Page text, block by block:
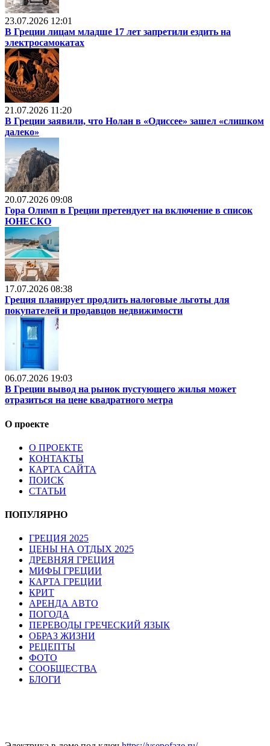
23.07.2026 12:01
В Греции лицам младше 17 лет запретили ездить на
электросамокатах
21.07.2026 11:20
В Греции заявили, что Нолан в «Одиссее» зашел «слишком
далеко»
20.07.2026 09:08
Гора Олимп в Греции претендует на включение в список
ЮНЕСКО
17.07.2026 08:38
Греция планирует продлить налоговые льготы для
покупателей и продавцов недвижимости
06.07.2026 19:03
В Греции вывод на рынок пустующего жилья может
отразиться на цене квадратного метра
О проекте
О ПРОЕКТЕ
КОНТАКТЫ
КАРТА САЙТА
ПОИСК
СТАТЬИ
ПОПУЛЯРНО
ГРЕЦИЯ 2025
ЦЕНЫ НА ОТДЫХ 2025
ДРЕВНЯЯ ГРЕЦИЯ
МИФЫ ГРЕЦИИ
КАРТА ГРЕЦИИ
КРИТ
АРЕНДА АВТО
ПОГОДА
ПЕРЕВОДЫ ГРЕЧЕСКИЙ ЯЗЫК
ОБРАЗ ЖИЗНИ
РЕЦЕПТЫ
ФОТО
СООБЩЕСТВА
БЛОГИ